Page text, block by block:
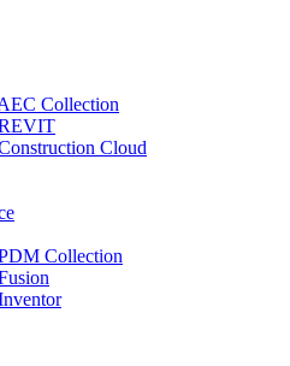
Collection
Cloud
Collection